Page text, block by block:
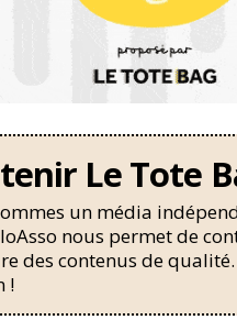
Le Tote
un média
nous permet de
des contenus de
!